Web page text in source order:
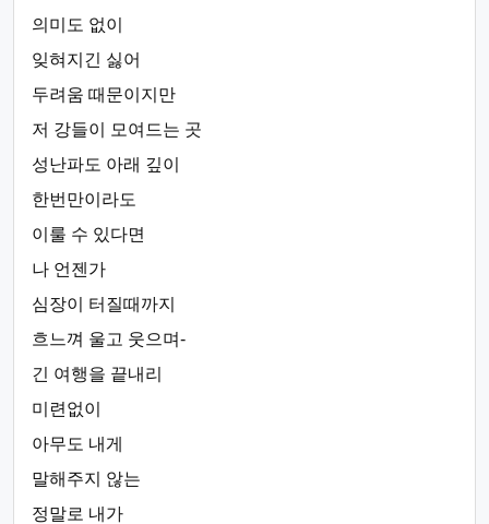
의미도 없이
잊혀지긴 싫어
두려움 때문이지만
저 강들이 모여드는 곳
성난파도 아래 깊이
한번만이라도
이룰 수 있다면
나 언젠가
심장이 터질때까지
흐느껴 울고 웃으며-
긴 여행을 끝내리
미련없이
아무도 내게
말해주지 않는
정말로 내가